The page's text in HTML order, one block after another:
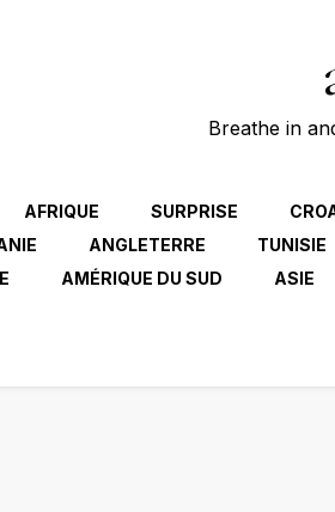
Breathe in
AFRIQUE SURPRISE
ANGLETERRE TUNISIE
AMÉRIQUE DU SUD ASIE